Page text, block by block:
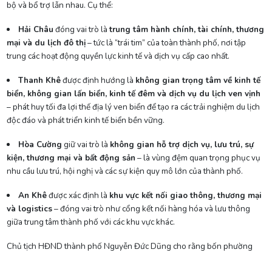
bộ và bổ trợ lẫn nhau. Cụ thể:
Hải Châu đóng vai trò làtrung tâm hành chính, tài chính, thương
mại và du lịch đô thị– tức là “trái tim” của toàn thành phố, nơi tập
trung các hoạt động quyền lực kinh tế và dịch vụ cấp cao nhất.
Thanh Khêđược định hướng là không gian trọng tâm về kinh tế
biển, không gian lấn biển, kinh tế đêm và dịch vụ du lịch ven vịnh
– phát huy tối đa lợi thế địa lý ven biển để tạo ra các trải nghiệm du lịch
độc đáo và phát triển kinh tế biển bền vững.
Hòa Cường giữ vai trò là không gian hỗ trợ dịch vụ, lưu trú, sự
kiện, thương mại và bất động sản – là vùng đệm quan trọng phục vụ
nhu cầu lưu trú, hội nghị và các sự kiện quy mô lớn của thành phố.
An Khêđược xác định là khu vực kết nối giao thông, thương mại
và logistics– đóng vai trò như cổng kết nối hàng hóa và lưu thông
giữa trung tâm thành phố với các khu vực khác.
Chủ tịch HĐND thành phố Nguyễn Đức Dũng cho rằng bốn phường